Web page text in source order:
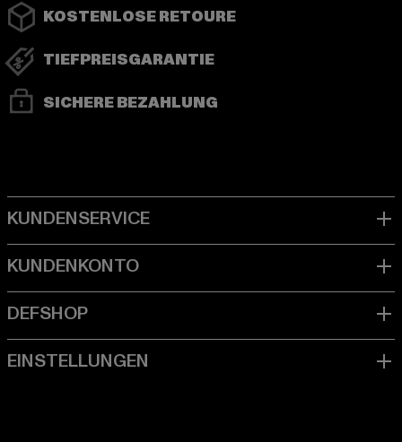
KOSTENLOSE RETOURE
TIEFPREISGARANTIE
SICHERE BEZAHLUNG